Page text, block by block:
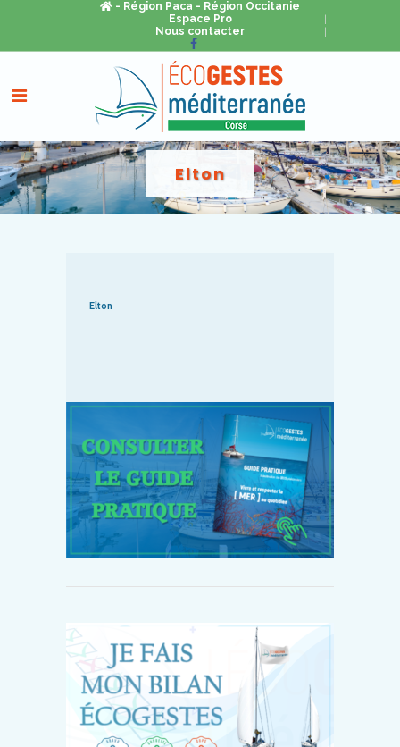
- Région Paca - Région Occitanie
Espace Pro
Nous contacter
Elton
Elton